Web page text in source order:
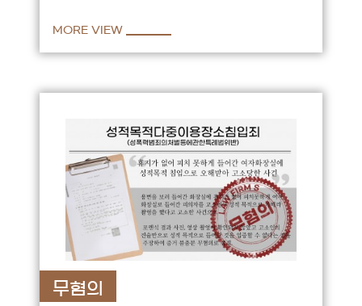
MORE VIEW
무혐의